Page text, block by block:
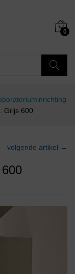
0
Grijs 600
volgende artikel →